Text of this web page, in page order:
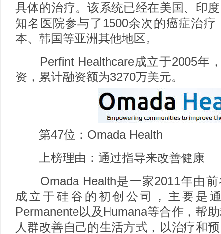
具体的治疗。该系统已经在美国、印
知名医院参与了1500余次的癌症治
本、韩国等亚洲其他地区。
Perfint Healthcare成立于2005年
资，累计融资额为3270万美元。
第47位：Omada Health
上榜理由：通过指导来改善健康
Omada Health是一家2011年由前
成立于硅谷的初创公司，主要是
Permanente以及Humana等合作，帮
人群改善自己的生活方式，以治疗和